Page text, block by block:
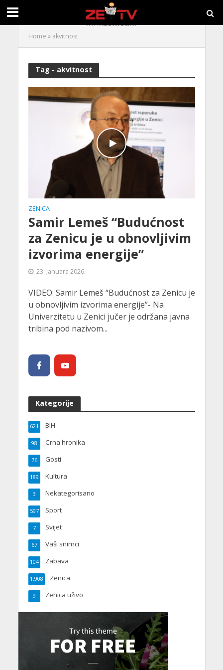
Home » akvitnost
Tag - akvitnost
ZENICA
Samir Lemeš “Budućnost
za Zenicu je u obnovljivim
izvorima energije”
23. Januara 2026.
VIDEO: Samir Lemeš “Budućnost za Zenicu je
u obnovljivim izvorima energije”- Na
Univerzitetu u Zenici jučer je održana javna
tribina pod nazivom...
Kategorije
BIH
621
Crna hronika
98
Gosti
76
Kultura
189
Nekategorisano
3
Sport
597
Svijet
7
Vaši snimci
67
Zabava
104
Zenica
1.908
Zenica uživo
9